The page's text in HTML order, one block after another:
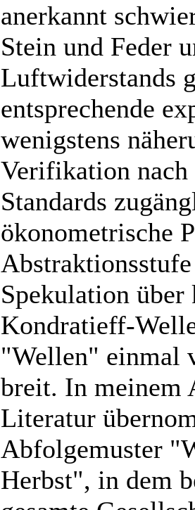
anerkannt
Stein und Feder
Luftwiderstands
entsprechende
wenigstens
Verifikation nach
Standards
ökonometrische
Spekulation über
Kondratieff-
"Wellen" einmal
breit. In meinem
Literatur
Abfolgemuster
Herbst", in dem